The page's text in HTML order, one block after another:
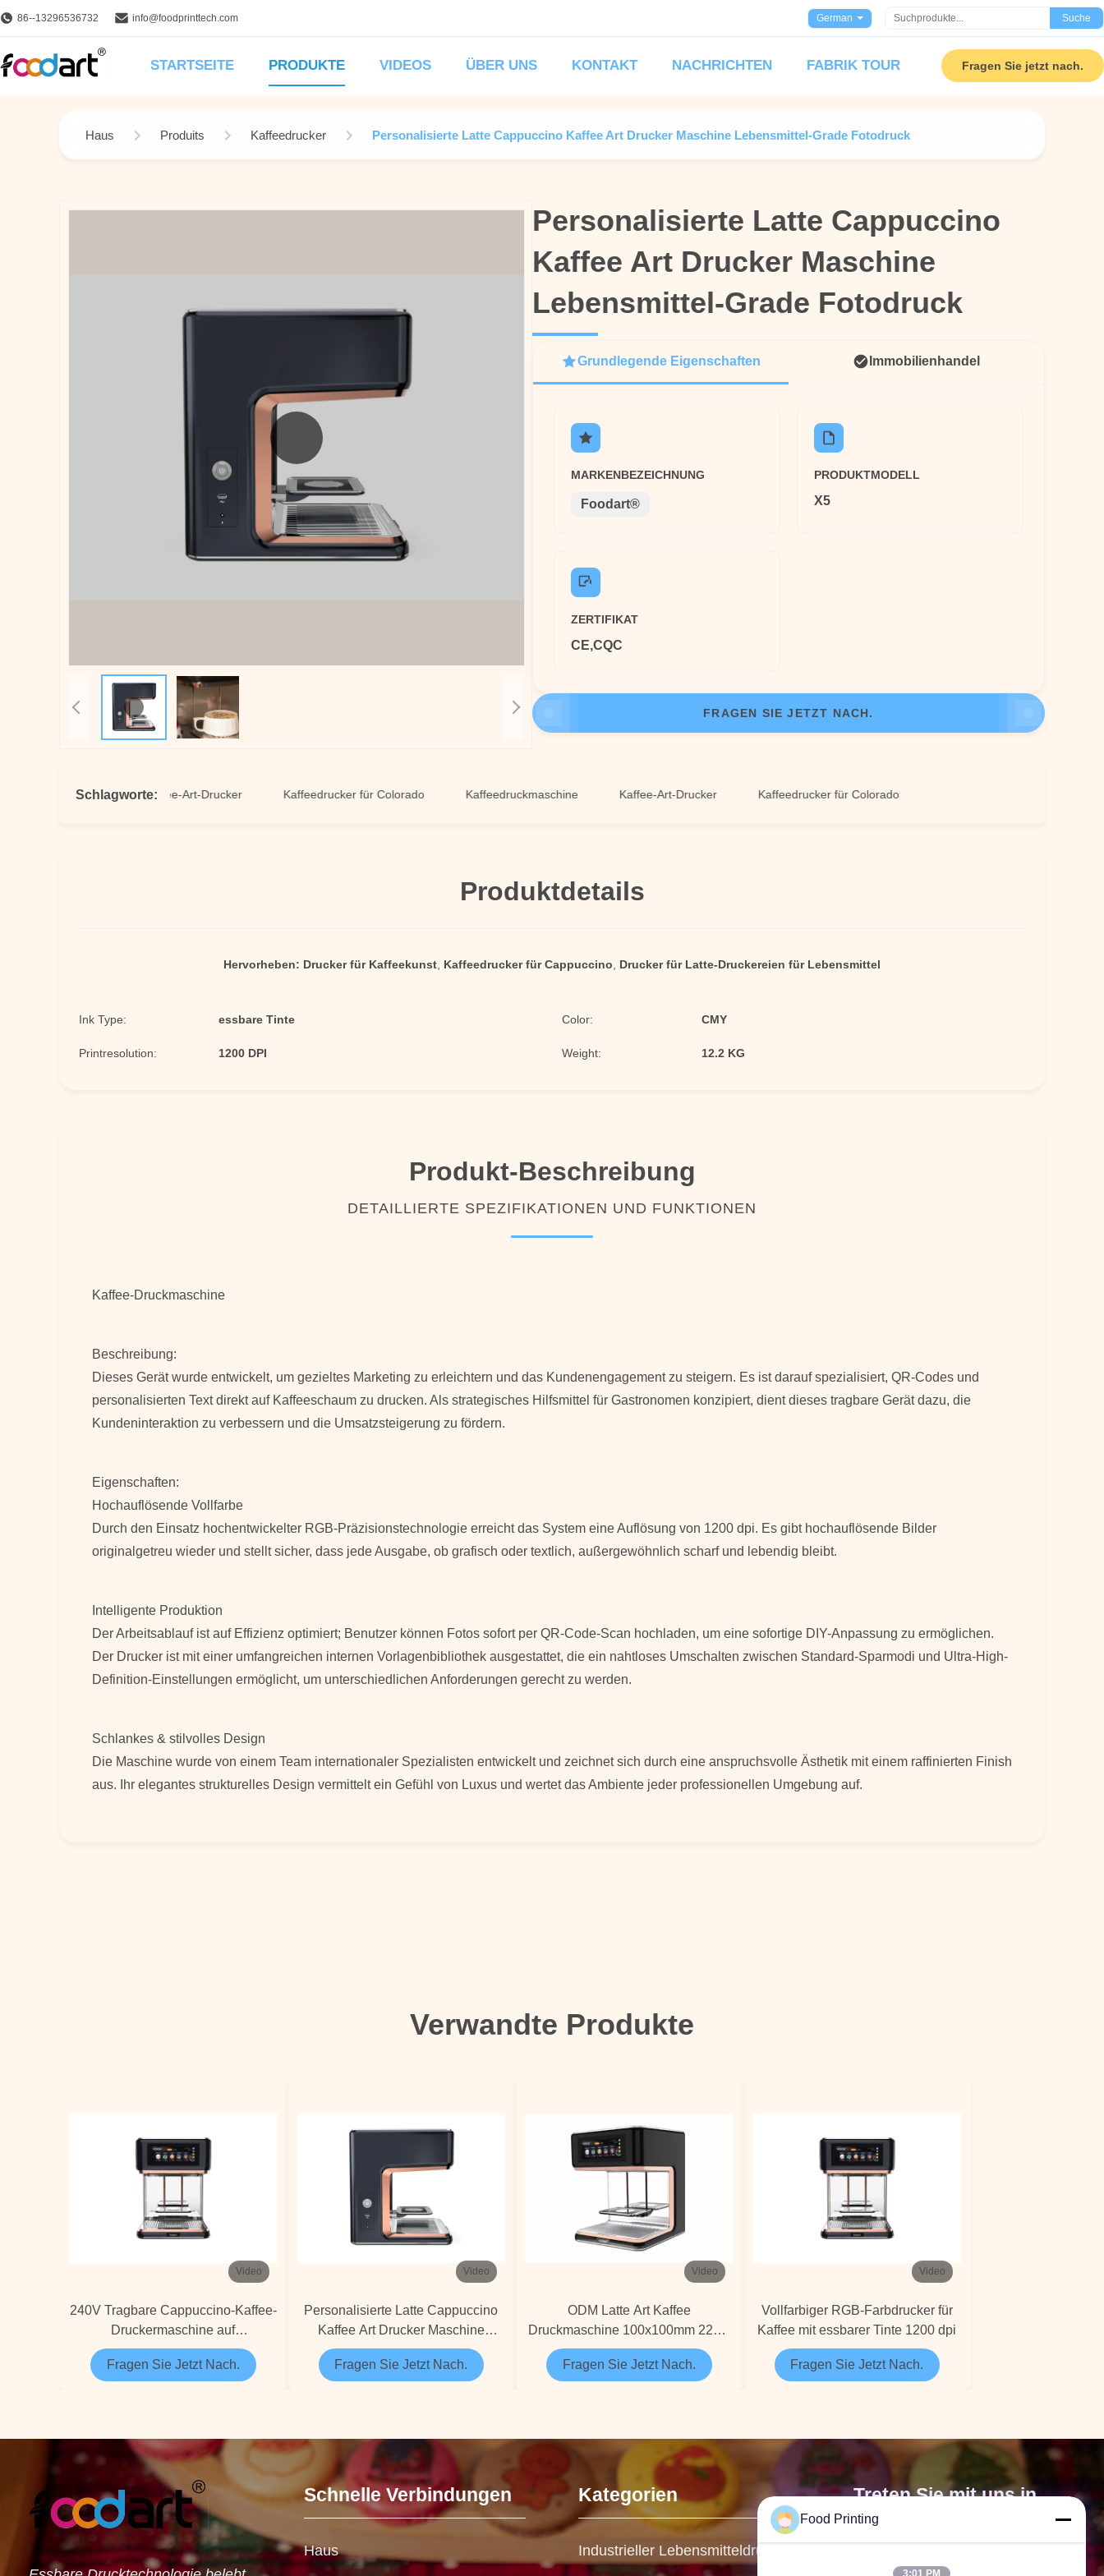
86--13296536732 info@foodprinttech.com German Suche
STARTSEITE PRODUKTE VIDEOS ÜBER UNS KONTAKT NACHRICHTEN FABRIK TOUR Fragen Sie jetzt nach.
Haus Produits Kaffeedrucker Personalisierte Latte Cappuccino Kaffee Art Drucker Maschine Lebensmittel-Grade Fotodruck
Personalisierte Latte Cappuccino
Kaffee Art Drucker Maschine
Lebensmittel-Grade Fotodruck
Personalisierte Latte Cappuccino
Kaffee Art Drucker Maschine
Lebensmittel-Grade Fotodruck
Grundlegende Eigenschaften Immobilienhandel
MARKENBEZEICHNUNG
Foodart®
PRODUKTMODELL
X5
ZERTIFIKAT
CE,CQC
FRAGEN SIE JETZT NACH.
Schlagworte:
Kaffee-Art-Drucker Kaffeedrucker für Colorado Kaffeedruckmaschine Kaffee-Art-Drucker Kaffeedrucker für Colorado
Produktdetails
Hervorheben: Drucker für Kaffeekunst Kaffeedrucker für Cappuccino Drucker für Latte-Druckereien für Lebensmittel
Ink Type: essbare Tinte Color: CMY
Printresolution: 1200 DPI Weight: 12.2 KG
Produkt-Beschreibung
DETAILLIERTE SPEZIFIKATIONEN UND FUNKTIONEN
Kaffee-Druckmaschine
Beschreibung:
Dieses Gerät wurde entwickelt, um gezieltes Marketing zu erleichtern und das Kundenengagement zu steigern. Es ist darauf spezialisiert, QR-Codes und
personalisierten Text direkt auf Kaffeeschaum zu drucken. Als strategisches Hilfsmittel für Gastronomen konzipiert, dient dieses tragbare Gerät dazu, die
Kundeninteraktion zu verbessern und die Umsatzsteigerung zu fördern.
Eigenschaften:
Hochauflösende Vollfarbe
Durch den Einsatz hochentwickelter RGB-Präzisionstechnologie erreicht das System eine Auflösung von 1200 dpi. Es gibt hochauflösende Bilder
originalgetreu wieder und stellt sicher, dass jede Ausgabe, ob grafisch oder textlich, außergewöhnlich scharf und lebendig bleibt.
Intelligente Produktion
Der Arbeitsablauf ist auf Effizienz optimiert; Benutzer können Fotos sofort per QR-Code-Scan hochladen, um eine sofortige DIY-Anpassung zu ermöglichen.
Der Drucker ist mit einer umfangreichen internen Vorlagenbibliothek ausgestattet, die ein nahtloses Umschalten zwischen Standard-Sparmodi und Ultra-High-
Definition-Einstellungen ermöglicht, um unterschiedlichen Anforderungen gerecht zu werden.
Schlankes & stilvolles Design
Die Maschine wurde von einem Team internationaler Spezialisten entwickelt und zeichnet sich durch eine anspruchsvolle Ästhetik mit einem raffinierten Finish
aus. Ihr elegantes strukturelles Design vermittelt ein Gefühl von Luxus und wertet das Ambiente jeder professionellen Umgebung auf.
Verwandte Produkte
Video
240V Tragbare Cappuccino-Kaffee-
Druckermaschine auf
Kaffeeschaum für
Lebensmittelgeschäfte
Fragen Sie Jetzt Nach.
Video
Personalisierte Latte Cappuccino
Kaffee Art Drucker Maschine
Lebensmittel-Grade Fotodruck
Fragen Sie Jetzt Nach.
Video
ODM Latte Art Kaffee
Druckmaschine 100x100mm 220V
60W
Fragen Sie Jetzt Nach.
Video
Vollfarbiger RGB-Farbdrucker für
Kaffee mit essbarer Tinte 1200 dpi
Fragen Sie Jetzt Nach.
Schnelle Verbindungen
Haus
Kategorien
Industrieller Lebensmitteldrucker
Treten Sie mit uns in
Verbindung
Food Printing
3:01 PM